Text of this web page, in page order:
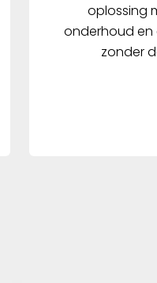
oplossing
onderhoud en
zonder